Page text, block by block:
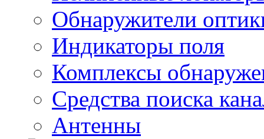
Обнаружители
Индикаторы поля
Комплексы
Средства поиска
Антенны